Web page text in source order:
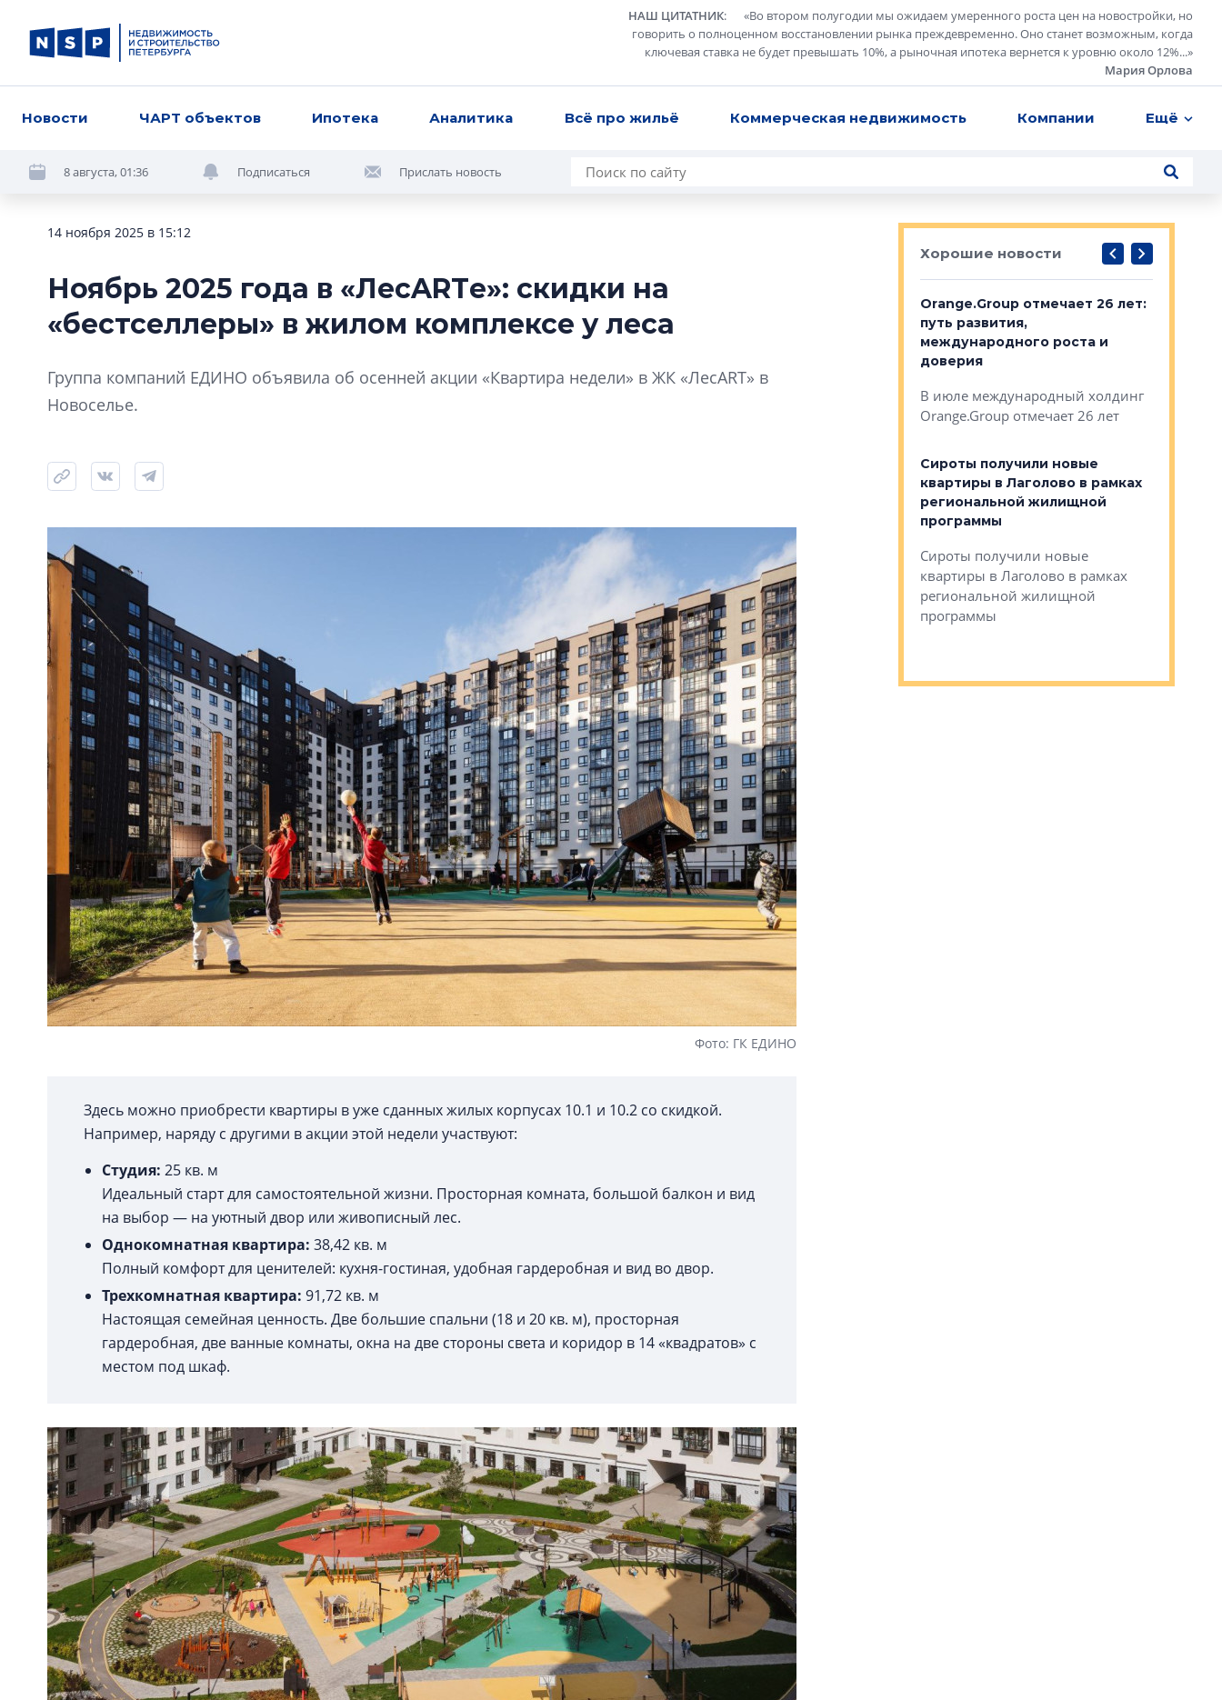
НАШ ЦИТАТНИК: «Во втором полугодии мы ожидаем умеренного роста цен на новостройки, но
говорить о полноценном восстановлении рынка преждевременно. Оно станет возможным, когда
ключевая ставка не будет превышать 10%, а рыночная ипотека вернется к уровню около 12%...»
Мария Орлова
Новости ЧАРТ объектов Ипотека Аналитика Всё про жильё Коммерческая недвижимость Компании Ещё
8 августа, 01:36 Подписаться Прислать новость
14 ноября 2025 в 15:12
Ноябрь 2025 года в «ЛесARTе»: скидки на
«бестселлеры» в жилом комплексе у леса
Группа компаний ЕДИНО объявила об осенней акции «Квартира недели» в ЖК «ЛесART» в
Новоселье.
Фото: ГК ЕДИНО
Здесь можно приобрести квартиры в уже сданных жилых корпусах 10.1 и 10.2 со скидкой.
Например, наряду с другими в акции этой недели участвуют:
Студия: 25 кв. м
Идеальный старт для самостоятельной жизни. Просторная комната, большой балкон и вид
на выбор — на уютный двор или живописный лес.
Однокомнатная квартира: 38,42 кв. м
Полный комфорт для ценителей: кухня-гостиная, удобная гардеробная и вид во двор.
Трехкомнатная квартира: 91,72 кв. м
Настоящая семейная ценность. Две большие спальни (18 и 20 кв. м), просторная
гардеробная, две ванные комнаты, окна на две стороны света и коридор в 14 «квадратов» с
местом под шкаф.
Хорошие новости
девятый сезон творческого
В Красногвардейском районе
Петербурга появился еще один
центр совмещенного образования
Orange.Group отмечает 26 лет:
путь развития,
международного роста и
доверия
В июле международный холдинг
Orange.Group отмечает 26 лет
Сироты получили новые
квартиры в Лаголово в рамках
региональной жилищной
программы
Сироты получили новые
квартиры в Лаголово в рамках
региональной жилищной
программы